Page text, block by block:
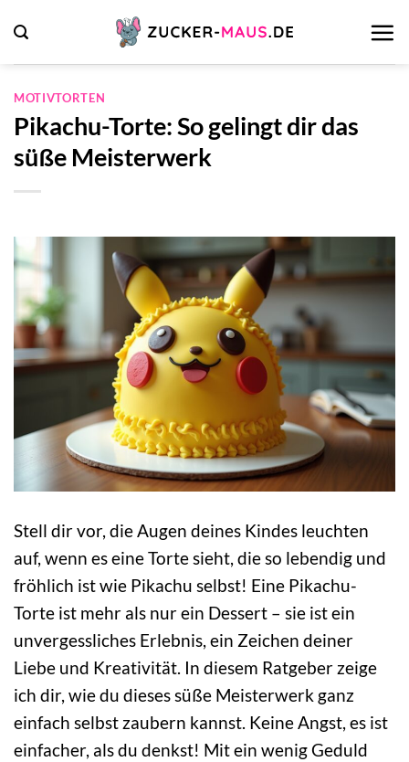
Inhalt
springen
MOTIVTORTEN
Pikachu-Torte: So gelingt dir das
süße Meisterwerk
Stell dir vor, die Augen deines Kindes leuchten
auf, wenn es eine Torte sieht, die so lebendig und
fröhlich ist wie Pikachu selbst! Eine Pikachu-
Torte ist mehr als nur ein Dessert – sie ist ein
unvergessliches Erlebnis, ein Zeichen deiner
Liebe und Kreativität. In diesem Ratgeber zeige
ich dir, wie du dieses süße Meisterwerk ganz
einfach selbst zaubern kannst. Keine Angst, es ist
einfacher, als du denkst! Mit ein wenig Geduld